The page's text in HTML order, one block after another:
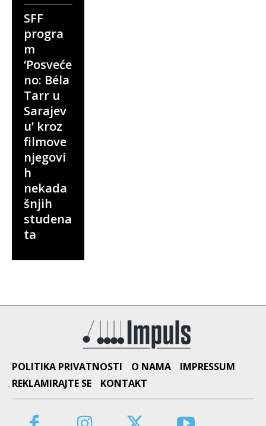
SFF
progra
m
‘Posveće
no: Béla
Tarr u
Sarajev
u’ kroz
filmove
njegovi
h
nekada
šnjih
studena
ta
POLITIKA PRIVATNOSTI O NAMA
IMPRESSUM
REKLAMIRAJTE SE
KONTAKT